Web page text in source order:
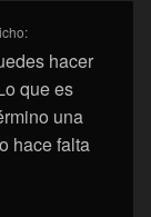
hacer
que es
una
hace falta